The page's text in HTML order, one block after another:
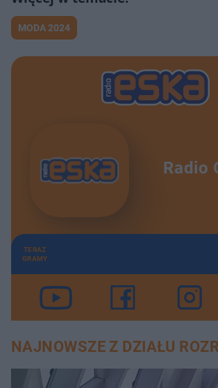
MODA 2024
Radio
TERAZ
GRAMY
NAJNOWSZE Z DZIAŁU